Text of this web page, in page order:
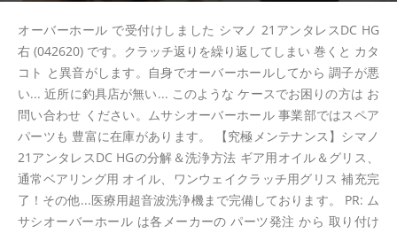
オーバーホール で受付けしました シマノ 21アンタレスDC HG
右 (042620) です。クラッチ返りを繰り返してしまい 巻くと カタ
コト と異音がします。自身でオーバーホールしてから 調子が悪
い... 近所に釣具店が無い... このような ケースでお困りの方は お
問い合わせ ください。ムサシオーバーホール 事業部ではスペア
パーツも 豊富に在庫があります。 【究極メンテナンス】シマノ
21アンタレスDC HGの分解＆洗浄方法 ギア用オイル＆グリス、
通常ベアリング用 オイル、ワンウェイクラッチ用グリス 補充完
了！その他...医療用超音波洗浄機まで完備しております。 PR: ム
サシオーバーホール は各メーカーの パーツ発注 から 取り付け